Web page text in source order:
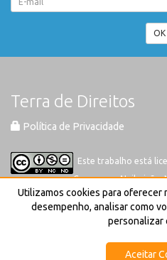
OK
Terra de Direitos
Política de Privacidade
Este trabalho está
Commons-Atribuição-
Internacional
Utilizamos cookies para oferecer
desempenho, analisar como
personalizar
Aceitar